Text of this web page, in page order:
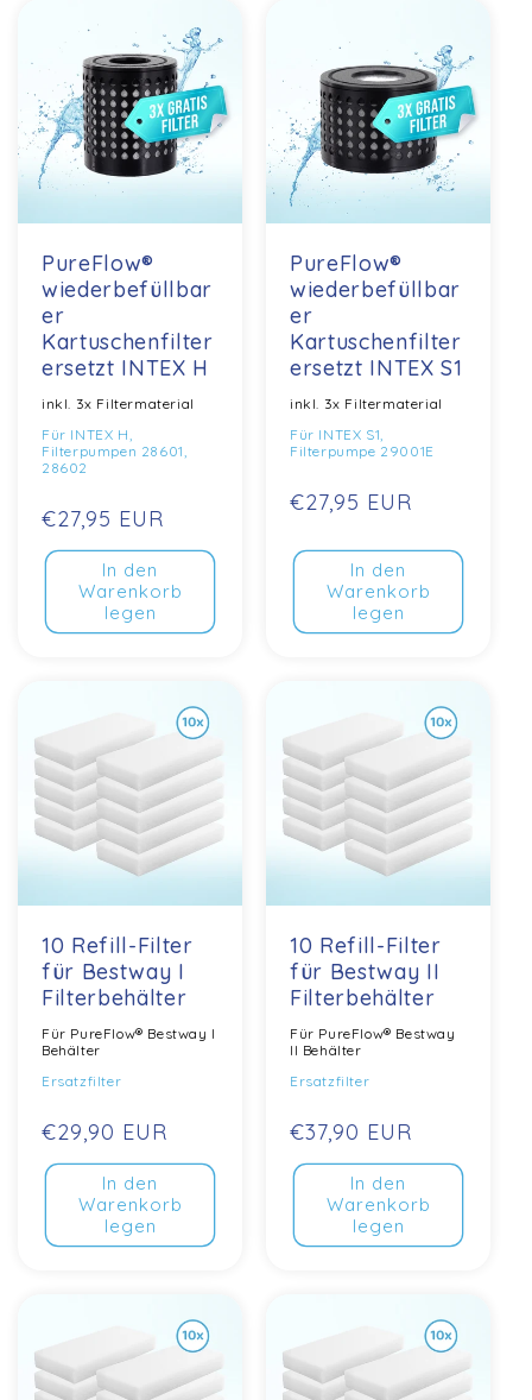
PureFlow®
wiederbefüllbar
er
Kartuschenfilter
ersetzt INTEX H
inkl. 3x Filtermaterial
Für INTEX H,
Filterpumpen 28601,
28602
Normaler
Preis
€27,95 EUR
In den
Warenkorb
legen
PureFlow®
wiederbefüllbar
er
Kartuschenfilter
ersetzt INTEX S1
inkl. 3x Filtermaterial
Für INTEX S1,
Filterpumpe 29001E
Normaler
€27,95 EUR
In den
Warenkorb
legen
10 Refill-Filter
für Bestway I
Filterbehälter
Für PureFlow® Bestway I
Behälter
Ersatzfilter
Normaler
Preis
€29,90 EUR
In den
Warenkorb
legen
10 Refill-Filter
für Bestway II
Filterbehälter
Für PureFlow® Bestway
II Behälter
Ersatzfilter
Normaler
Preis
€37,90 EUR
In den
Warenkorb
legen